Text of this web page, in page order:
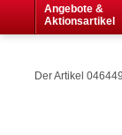
Angebote &
Aktionsartikel
Der Artikel